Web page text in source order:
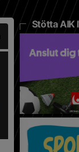
Stötta AIK